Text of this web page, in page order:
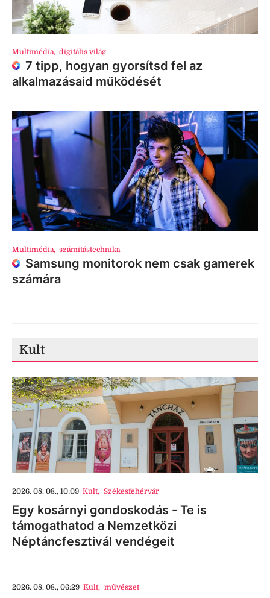
Multimédia, digitális világ
7 tipp, hogyan gyorsítsd fel az
alkalmazásaid működését
Multimédia, számítástechnika
Samsung monitorok nem csak gamerek
számára
Kult
2026. 08. 08., 10:09 Kult, Székesfehérvár
Egy kosárnyi gondoskodás - Te is
támogathatod a Nemzetközi
Néptáncfesztivál vendégeit
2026. 08. 08., 06:29 Kult, művészet